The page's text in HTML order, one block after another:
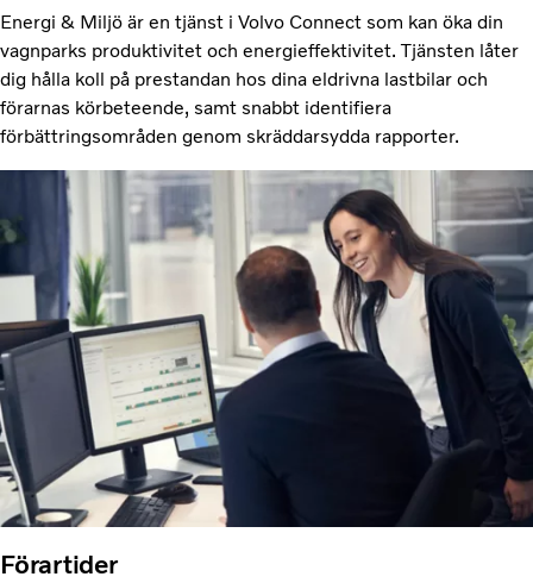
Energi & Miljö är en tjänst i Volvo Connect som kan öka din
vagnparks produktivitet och energieffektivitet. Tjänsten låter
dig hålla koll på prestandan hos dina eldrivna lastbilar och
förarnas körbeteende, samt snabbt identifiera
förbättringsområden genom skräddarsydda rapporter.
Förartider